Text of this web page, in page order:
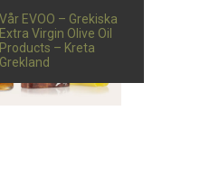
Vår EVOO – Grekiska
Extra Virgin Olive Oil
Products – Kreta
Grekland